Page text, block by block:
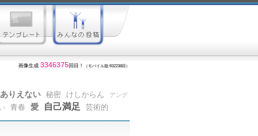
画像生成 3346375回目！ （モバイル版:932238回）
ありえない 秘密 けしからん
アング
青春 愛 自己満足 芸術的